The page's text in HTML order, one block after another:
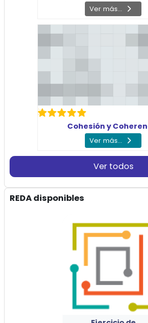
Ver más...
Cohesión y
Ver más...
Ver todos
Salta REDA disponibles
REDA disponibles